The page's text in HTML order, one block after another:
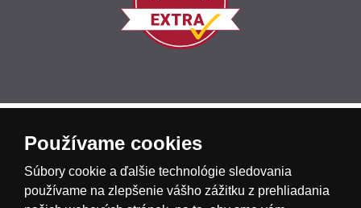
Česká republika Slovensko
Magyarország Österreich België
Používame cookies
Súbory cookie a ďalšie technológie sledovania
používame na zlepšenie vášho zážitku z prehliadania